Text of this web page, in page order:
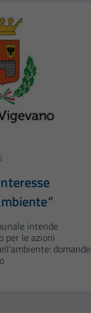
intende
per le azioni
domande